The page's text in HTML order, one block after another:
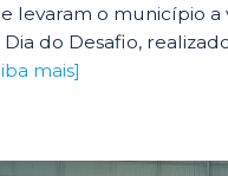
levaram o município a
do Desafio,
mais]